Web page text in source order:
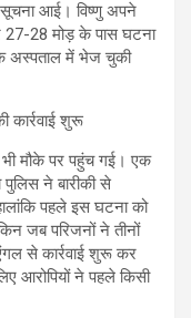
सूचना आई। विष्णु अपने
27-28 मोड़ के पास घटना
अस्पताल में भेज चुकी
शुरू
मौके पर पहुंच गई। एक
ने बारीकी से
पहले इस घटना को
जब परिजनों ने तीनों
से कार्रवाई शुरू कर
आरोपियों ने पहले किसी